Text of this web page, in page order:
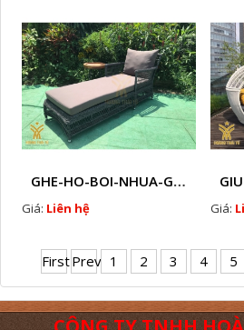
GHE-HO-BOI-NHUA-GIA-MAY-HTT - B66
Giá: Liên hệ Giá:
FirstPrev 1 2 3 4 5